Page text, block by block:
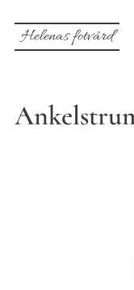
Helenas fotvård